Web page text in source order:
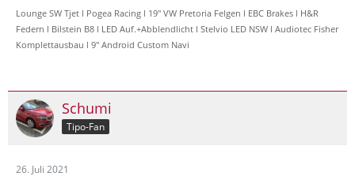
Lounge SW Tjet l Pogea Racing l 19" VW Pretoria Felgen l EBC Brakes l H&R
Federn l Bilstein B8 l LED Auf.+Abblendlicht l Stelvio LED NSW l Audiotec Fisher
Komplettausbau l 9" Android Custom Navi
Schumi
Tipo-Fan
26. Juli 2021